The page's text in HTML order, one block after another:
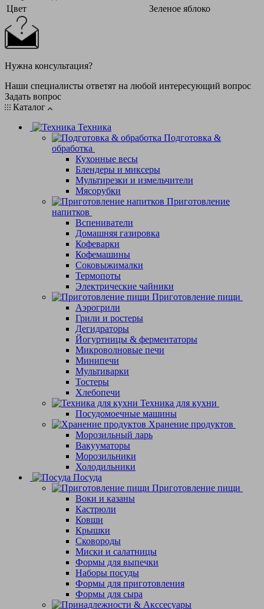
Цвет
Зеленое яблоко
Нужна консультация?
Наши специалисты ответят на любой интересующий вопрос
Задать вопрос
Каталог
Техника
Подготовка &
обработка
Кухонные весы
Блендеры и миксеры
Мультирезки и измельчители
Мясорубки
Приготовление
напитков
Вспениватели
Домашняя газировка
Кофеварки
Кофемашины
Соковыжималки
Термопоты
Электрические чайники
Приготовление пищи
Аэрогрили
Грили и ростеры
Дегидраторы
Йогуртницы & ферментаторы
Микроволновые печи
Минипечи
Мультиварки
Тостеры
Хлебопечи
Техника для кухни
Посудомоечные машины
Хранение продуктов
Морозильный ларь
Вакууматоры
Морозильники
Холодильники
Посуда
Приготовление пищи
Воки и казаны
Кастрюли
Ковши
Крышки
Сковороды
Миски и салатницы
Формы для выпечки
Наборы посуды
Формы для приготовления
Формы для сыра